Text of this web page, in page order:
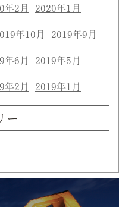
年2月 2020年1月
年10月 2019年9月
年6月 2019年5月
年2月 2019年1月
ー